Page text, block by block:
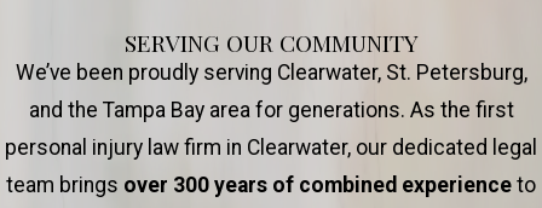
SERVING OUR COMMUNITY
We’ve been proudly serving Clearwater, St. Petersburg,
and the Tampa Bay area for generations. As the first
personal injury law firm in Clearwater, our dedicated legal
team brings over 300 years of combined experience to